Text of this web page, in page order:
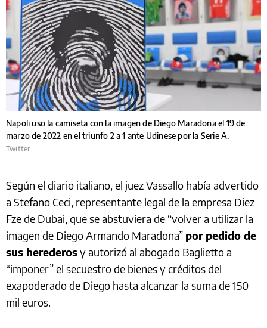
Napoli uso la camiseta con la imagen de Diego Maradona el 19 de
marzo de 2022 en el triunfo 2 a 1 ante Udinese por la Serie A.
Twitter
Según el diario italiano, el juez Vassallo había advertido
a Stefano Ceci, representante legal de la empresa Diez
Fze de Dubai, que se abstuviera de “volver a utilizar la
imagen de Diego Armando Maradona” por pedido de
sus herederosy autorizó al abogado Baglietto a
“imponer” el secuestro de bienes y créditos del
exapoderado de Diego hasta alcanzar la suma de 150
mil euros.